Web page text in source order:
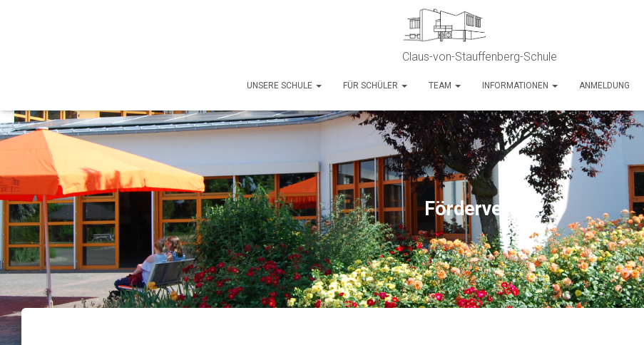
Claus-von-Stauffenberg-Schule
UNSERE SCHULE FÜR SCHÜLER TEAM INFORMATIONEN ANMELDUNG
Förderverein